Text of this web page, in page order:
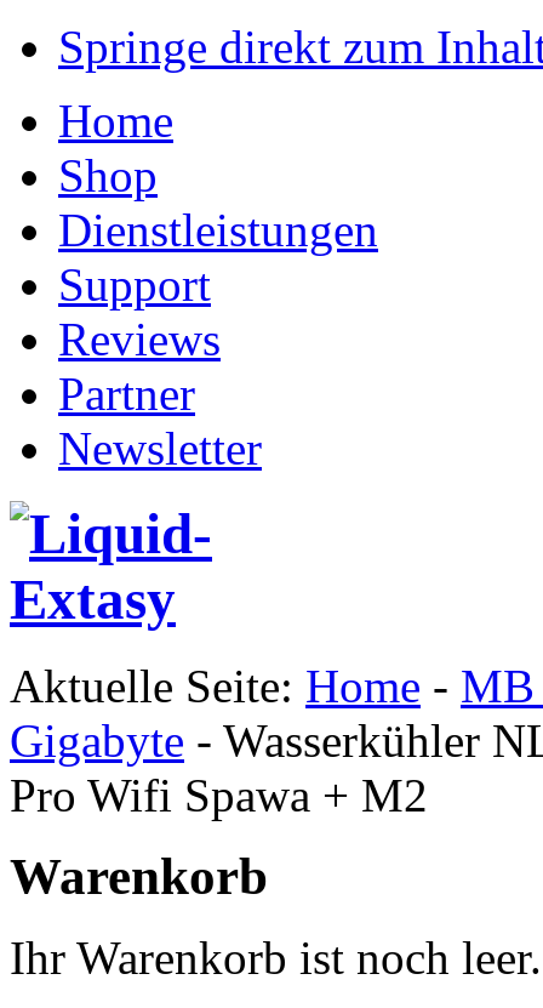
Springe direkt zum
Home
Shop
Dienstleistungen
Support
Reviews
Partner
Newsletter
Aktuelle Seite: Home - MB
Gigabyte - Wasserkühler
Pro Wifi Spawa + M2
Warenkorb
Ihr Warenkorb ist noch leer.